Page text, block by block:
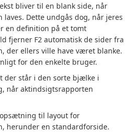
bliver til en blank side, når
Dette undgås dog, når jeres
en definition på et tomt
fjerner F2 automatisk de sider fra
der ellers ville have været blanke.
for den enkelte bruger.
der står i den sorte bjælke i
når aktindsigtsrapporten
til layout for
herunder en standardforside.